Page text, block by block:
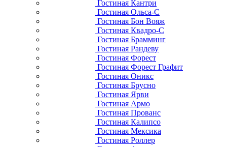
Гостиная Кантри
Гостиная Ольса-С
Гостиная Бон Вояж
Гостиная Квадро-С
Гостиная Брамминг
Гостиная Рандеву
Гостиная Форест
Гостиная Форест Графит
Гостиная Оникс
Гостиная Брусно
Гостиная Ярви
Гостиная Армо
Гостиная Прованс
Гостиная Калипсо
Гостиная Мексика
Гостиная Роллер